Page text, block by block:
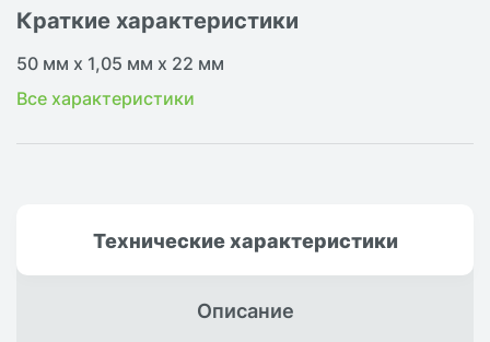
Краткие характеристики
50 мм х 1,05 мм х 22 мм
Все характеристики
Техническиехарактеристики
Описание